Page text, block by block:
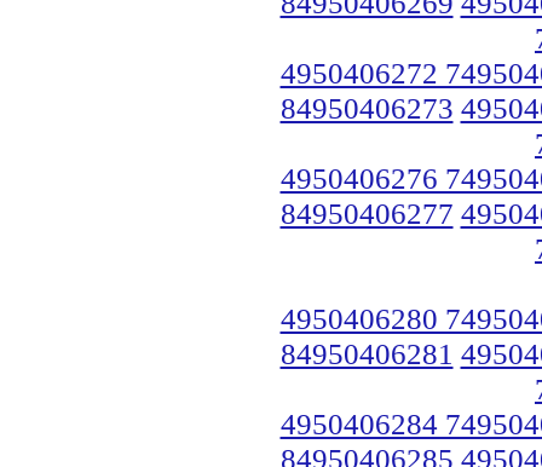
4950406272
84950406273
4950406276
84950406277
4950406280
84950406281
4950406284
84950406285